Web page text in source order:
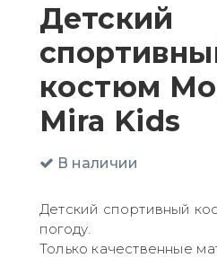
Детский
костюм
Mira Kids
В наличии
Детский спортивный
погоду.
Только качественные